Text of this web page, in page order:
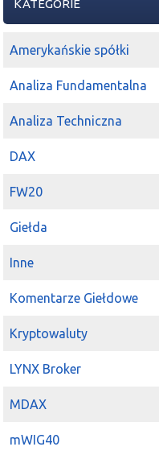
KATEGORIE
Amerykańskie spółki
Analiza Fundamentalna
Analiza Techniczna
DAX
FW20
Giełda
Inne
Komentarze Giełdowe
Kryptowaluty
LYNX Broker
MDAX
mWIG40